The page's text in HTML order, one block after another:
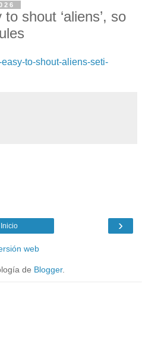
shout ‘aliens’, so
to-shout-aliens-seti-
›
Inicio
web
de Blogger.